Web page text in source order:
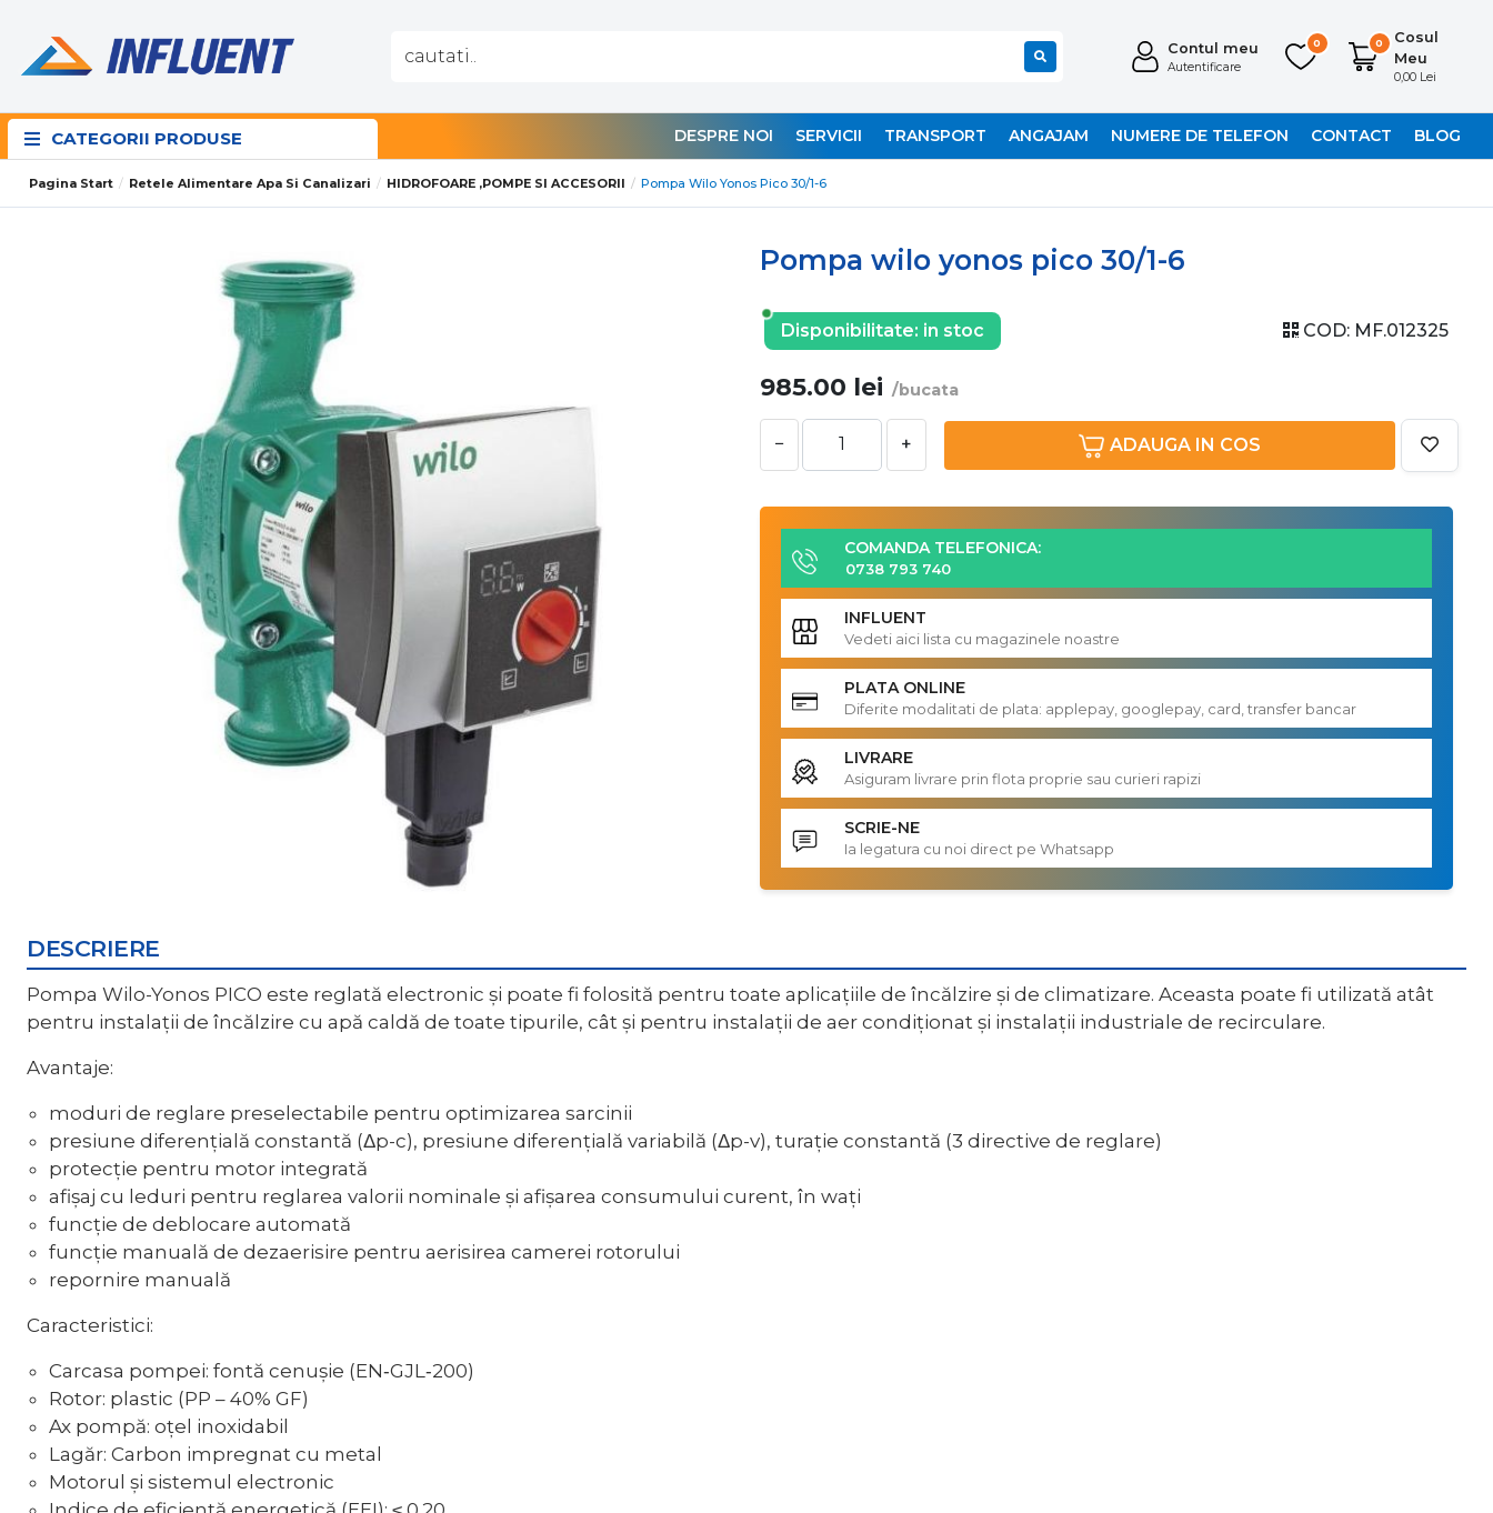
Contul meu
Autentificare
0 0
Cosul
Meu
0,00 Lei
CATEGORII PRODUSE DESPRE NOI SERVICII TRANSPORT ANGAJAM NUMERE DE TELEFON CONTACT BLOG
Pagina Start Retele Alimentare Apa Si Canalizari HIDROFOARE ,POMPE SI ACCESORII Pompa Wilo Yonos Pico 30/1-6
Pompa wilo yonos pico 30/1-6
Disponibilitate: in stoc COD: MF.012325
985.00 lei /bucata
− + ADAUGA IN COS
COMANDA TELEFONICA:
0738 793 740
INFLUENT
Vedeti aici lista cu magazinele noastre
PLATA ONLINE
Diferite modalitati de plata: applepay, googlepay, card, transfer bancar
LIVRARE
Asiguram livrare prin flota proprie sau curieri rapizi
SCRIE-NE
Ia legatura cu noi direct pe Whatsapp
DESCRIERE
Pompa Wilo-Yonos PICO este reglată electronic și poate fi folosită pentru toate aplicațiile de încălzire și de climatizare. Aceasta poate fi utilizată atât
pentru instalații de încălzire cu apă caldă de toate tipurile, cât și pentru instalații de aer condiționat și instalații industriale de recirculare.
Avantaje:
moduri de reglare preselectabile pentru optimizarea sarcinii
presiune diferențială constantă (Δp-c), presiune diferențială variabilă (Δp-v), turație constantă (3 directive de reglare)
protecție pentru motor integrată
afişaj cu leduri pentru reglarea valorii nominale şi afişarea consumului curent, în waţi
funcție de deblocare automată
funcție manuală de dezaerisire pentru aerisirea camerei rotorului
repornire manuală
Caracteristici:
Carcasa pompei: fontă cenuşie (EN‐GJL‐200)
Rotor: plastic (PP – 40% GF)
Ax pompă: oţel inoxidabil
Lagăr: Carbon impregnat cu metal
Motorul şi sistemul electronic